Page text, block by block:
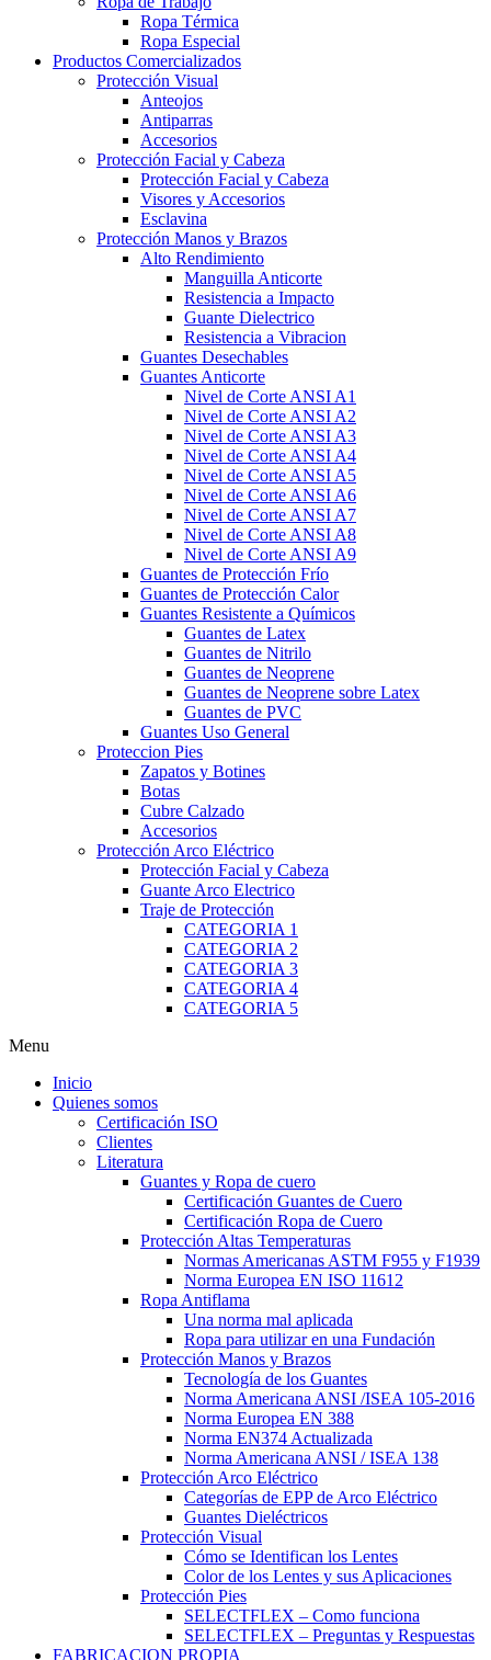
Ropa Térmica
Ropa Especial
Productos Comercializados
Protección Visual
Anteojos
Antiparras
Accesorios
Protección Facial y Cabeza
Protección Facial y Cabeza
Visores y Accesorios
Esclavina
Protección Manos y Brazos
Alto Rendimiento
Manguilla Anticorte
Resistencia a Impacto
Guante Dielectrico
Resistencia a Vibracion
Guantes Desechables
Guantes Anticorte
Nivel de Corte ANSI A1
Nivel de Corte ANSI A2
Nivel de Corte ANSI A3
Nivel de Corte ANSI A4
Nivel de Corte ANSI A5
Nivel de Corte ANSI A6
Nivel de Corte ANSI A7
Nivel de Corte ANSI A8
Nivel de Corte ANSI A9
Guantes de Protección Frío
Guantes de Protección Calor
Guantes Resistente a Químicos
Guantes de Latex
Guantes de Nitrilo
Guantes de Neoprene
Guantes de Neoprene sobre Latex
Guantes de PVC
Guantes Uso General
Proteccion Pies
Zapatos y Botines
Botas
Cubre Calzado
Accesorios
Protección Arco Eléctrico
Protección Facial y Cabeza
Guante Arco Electrico
Traje de Protección
CATEGORIA 1
CATEGORIA 2
CATEGORIA 3
CATEGORIA 4
CATEGORIA 5
Menu
Inicio
Quienes somos
Certificación ISO
Clientes
Literatura
Guantes y Ropa de cuero
Certificación Guantes de Cuero
Certificación Ropa de Cuero
Protección Altas Temperaturas
Normas Americanas ASTM F955 y F1939
Norma Europea EN ISO 11612
Ropa Antiflama
Una norma mal aplicada
Ropa para utilizar en una Fundación
Protección Manos y Brazos
Tecnología de los Guantes
Norma Americana ANSI /ISEA 105-2016
Norma Europea EN 388
Norma EN374 Actualizada
Norma Americana ANSI / ISEA 138
Protección Arco Eléctrico
Categorías de EPP de Arco Eléctrico
Guantes Dieléctricos
Protección Visual
Cómo se Identifican los Lentes
Color de los Lentes y sus Aplicaciones
Protección Pies
SELECTFLEX – Como funciona
SELECTFLEX – Preguntas y Respuestas
FABRICACION PROPIA